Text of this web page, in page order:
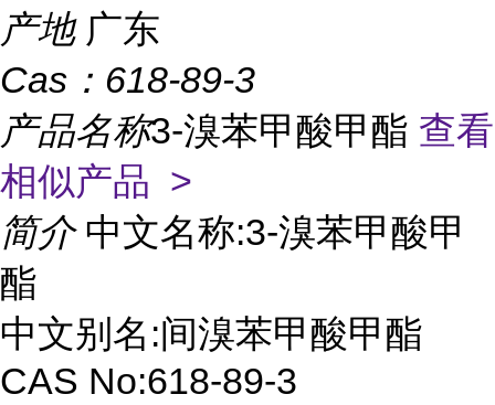
产地 广东
Cas： 618-89-3
产品名称3-溴苯甲酸甲酯 查看
相似产品 >
简介 中文名称:3-溴苯甲酸甲
酯
中文别名:间溴苯甲酸甲酯
CAS No:618-89-3